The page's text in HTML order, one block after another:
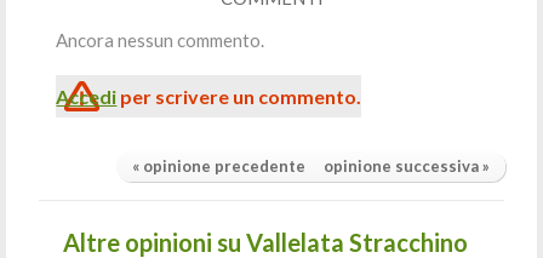
Ancora nessun commento.
Accedi per scrivere un commento.
« opinione precedente opinione successiva »
Altre opinioni su Vallelata Stracchino